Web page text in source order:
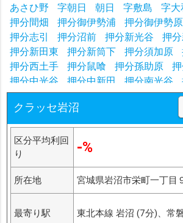
あさひ野
字朝日 朝日 字敷島 字大
押分間畑
押分御伊勢浦 押分御伊勢原
押分志引
押分沼前 押分新光谷 押
押分新田東
押分新筒下 押分須加原
押分西土手
押分鼠喰 押分孫助原
押分中光谷
押分中新田 押分南光谷
押分北光谷
押分北新田 押分北土手
小川下河原
小川冠木
小川山畑北上
小川昭和 小川鐘撞堂
小川上町
小川新河原
小川大町
小川中井
稲荷町字稲荷町
押分字小井上 大手
クラッセ岩沼
区分平均利回
り
-%
所在地 宮城県岩沼市栄町一丁目
最寄り駅 東北本線 岩沼 (7分)、常